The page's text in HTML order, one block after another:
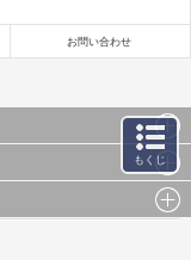
お問い合わせ
ータ等）及びこれらの配置・
を行うことは固く禁じており
れた見解・感想です。
さい。
ンツや広告の表示、ソーシャル
もくじ